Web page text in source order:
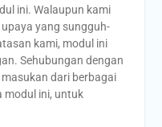
ini. Walaupun kami
yang sungguh-
kami, modul ini
Sehubungan dengan
dari berbagai
modul ini, untuk